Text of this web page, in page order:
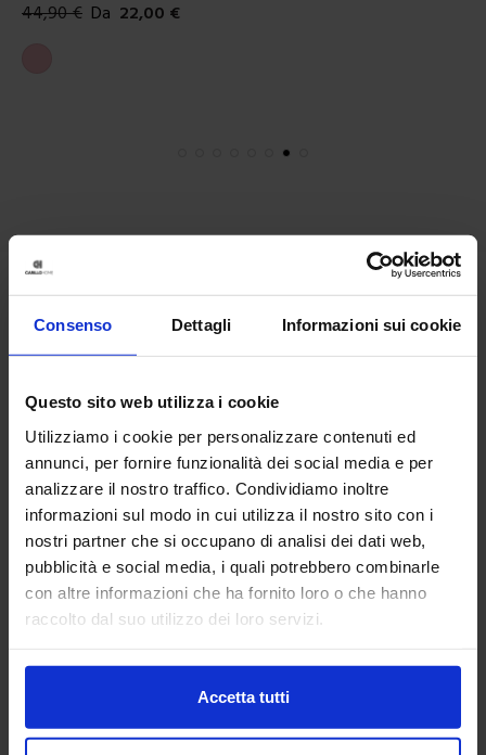
Consenso Dettagli Informazioni sui cookie
Questo sito web utilizza i cookie
Utilizziamo i cookie per personalizzare contenuti ed
annunci, per fornire funzionalità dei social media e per
analizzare il nostro traffico. Condividiamo inoltre
informazioni sul modo in cui utilizza il nostro sito con i
nostri partner che si occupano di analisi dei dati web,
pubblicità e social media, i quali potrebbero combinarle
con altre informazioni che ha fornito loro o che hanno
raccolto dal suo utilizzo dei loro servizi.
Accetta tutti
44,90€ Da 22,00 €